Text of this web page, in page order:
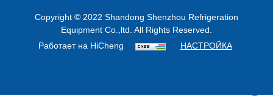
Copyright © 2022 Shandong Shenzhou Refrigeration
Equipment Co.,ltd. All Rights Reserved.
Работает на HiCheng
НАСТРОЙКА